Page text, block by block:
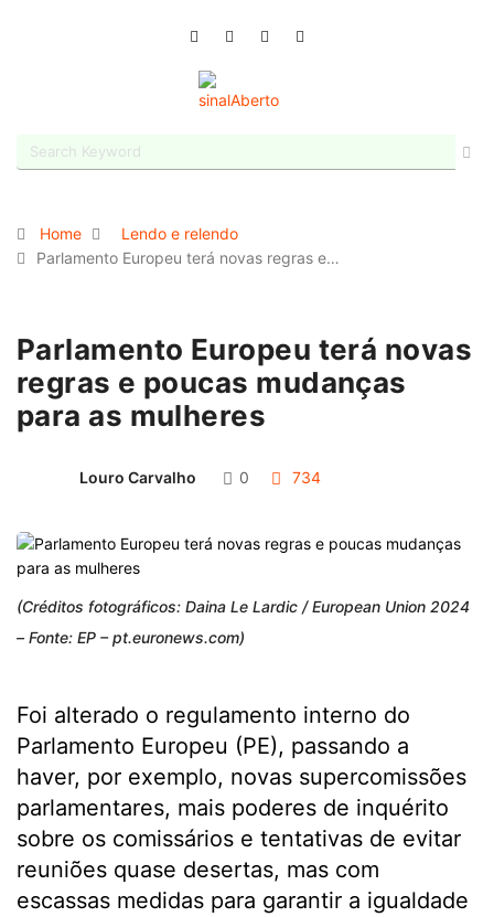
Home
Lendo e relendo
Parlamento Europeu terá novas regras e…
Parlamento Europeu terá novas
regras e poucas mudanças
para as mulheres
Louro Carvalho 0 734
(Créditos fotográficos: Daina Le Lardic / European Union 2024
– Fonte: EP – pt.euronews.com)
Foi alterado o regulamento interno do
Parlamento Europeu (PE), passando a
haver, por exemplo, novas supercomissões
parlamentares, mais poderes de inquérito
sobre os comissários e tentativas de evitar
reuniões quase desertas, mas com
escassas medidas para garantir a igualdade